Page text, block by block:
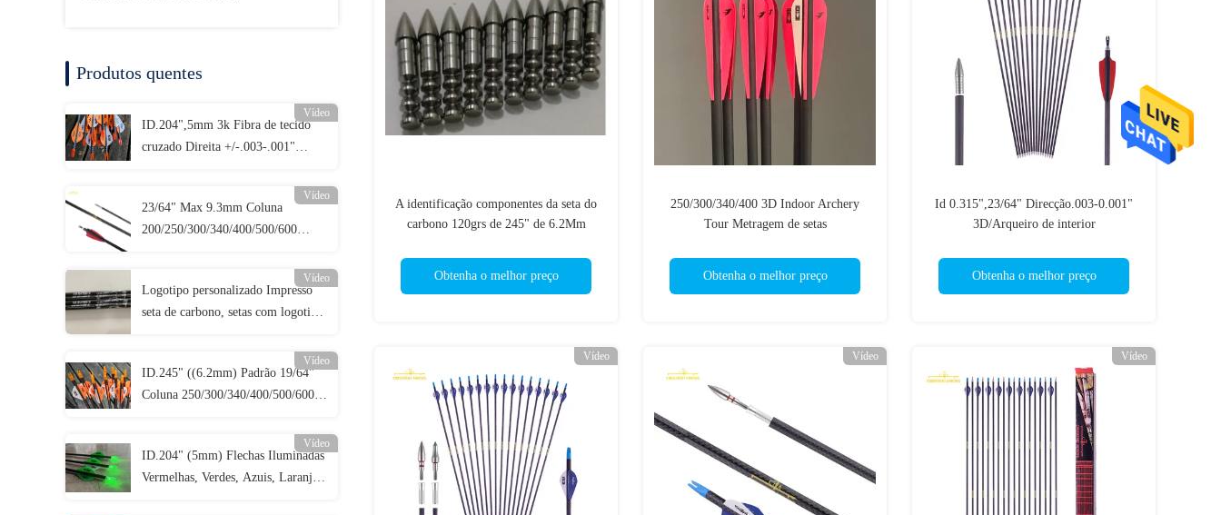
Produtos quentes
Vídeo
ID.204",5mm 3k Fibra de tecido
cruzado Direita +/-.003-.001"
Vídeo
23/64" Max 9.3mm Coluna
200/250/300/340/400/500/600
Vídeo
Logotipo personalizado Impresso
seta de carbono, setas com logotipo
de alvo, parafusos de crossbow Vídeo
ID.245" ((6.2mm) Padrão 19/64"
Coluna 250/300/340/400/500/600
Vídeo
ID.204" (5mm) Flechas Iluminadas
Vermelhas, Verdes, Azuis, Laranjas,
A identificação componentes da seta do
carbono 120grs de 245" de 6.2Mm
Obtenha o melhor preço
250/300/340/400 3D Indoor Archery
Tour Metragem de setas
Obtenha o melhor preço
Id 0.315",23/64" Direcção.003-0.001"
3D/Arqueiro de interior
Obtenha o melhor preço
Vídeo Vídeo Vídeo